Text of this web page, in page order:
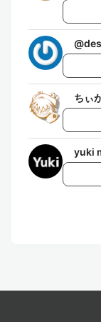
@
ちぃ
yuki